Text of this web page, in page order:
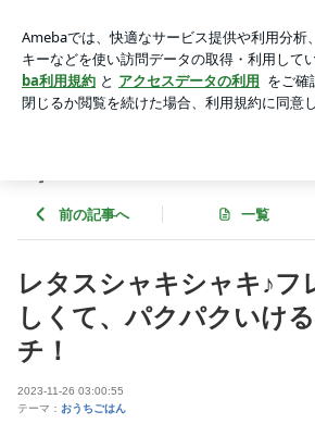
サンドイッチ！ | ゆうき酒場
アプリをダウンロードして ブログの更新通知
ょう。
前の記事へ 一覧
レタスシャキシャキ♪フ
しくて、パクパクいけ
チ！
2023-11-26 03:00:55
テーマ： おうちごはん